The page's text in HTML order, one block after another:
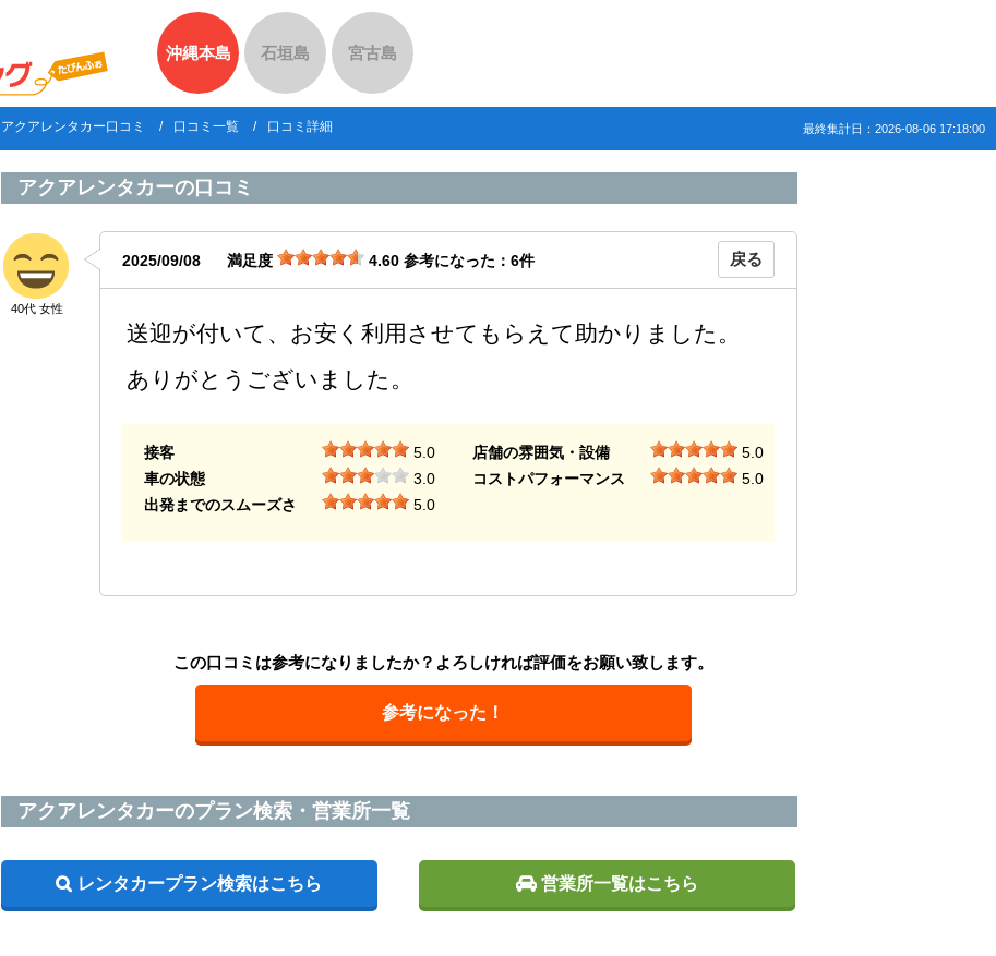
沖縄本島 石垣島 宮古島
最終集計日：2026-08-06 17:18:00
アクアレンタカー口コミ 口コミ一覧 口コミ詳細
アクアレンタカーの口コミ
40代 女性
2025/09/08 満足度 4.60 参考になった： 6件 戻る
送迎が付いて、お安く利用させてもらえて助かりました。
ありがとうございました。
接客 5.0 店舗の雰囲気・設備
5.0
車の状態
3.0 コストパフォーマンス
5.0
出発までのスムーズさ
5.0
この口コミは参考になりましたか？よろしければ評価をお願い致します。
参考になった！
アクアレンタカーのプラン検索・営業所一覧
レンタカープラン検索はこちら 営業所一覧はこちら